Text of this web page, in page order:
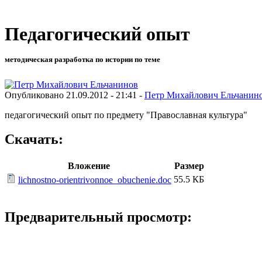
Педагогический опыт
методическая разработка по истории по теме
Опубликовано 21.09.2012 - 21:41 - Петр Михайлович
педагогический опыт по предмету "Православная культура"
Скачать:
Вложение
Размер
lichnostno-orientrivonnoe_obuchenie.doc 55.5 КБ
Предварительный просмотр: